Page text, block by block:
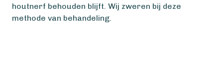
houtnerf behouden blijft. Wij zweren bij deze
methode van behandeling.